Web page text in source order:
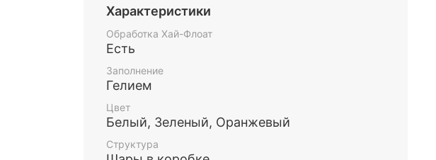
Характеристики
Обработка Хай-Флоат
Есть
Заполнение
Гелием
Цвет
Белый, Зеленый, Оранжевый
Структура